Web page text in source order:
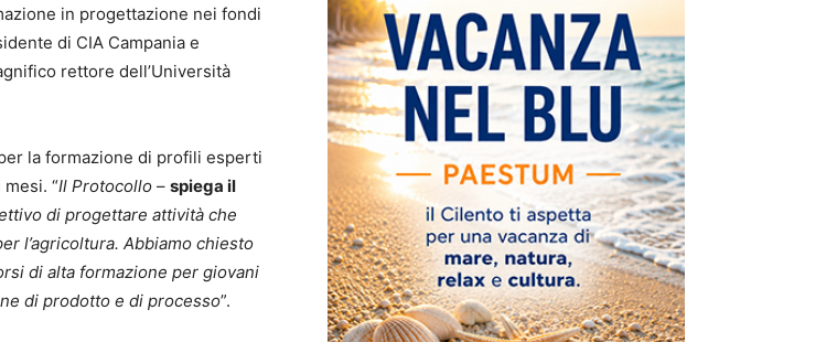
in progettazione nei fondi
di CIA Campania e
rettore dell’Università
la formazione di profili esperti
“Il Protocollo – spiega il
di progettare attività che
l’agricoltura. Abbiamo chiesto
di alta formazione per giovani
di prodotto e di processo”.